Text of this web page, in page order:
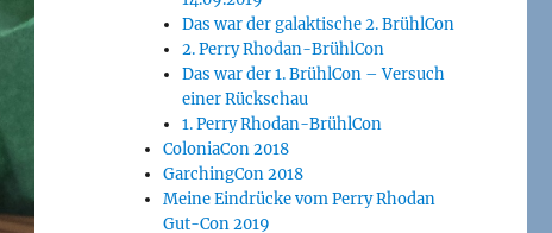
Das war der galaktische 2. BrühlCon
2. Perry Rhodan-BrühlCon
Das war der 1. BrühlCon – Versuch
einer Rückschau
1. Perry Rhodan-BrühlCon
ColoniaCon 2018
GarchingCon 2018
Meine Eindrücke vom Perry Rhodan
Gut-Con 2019